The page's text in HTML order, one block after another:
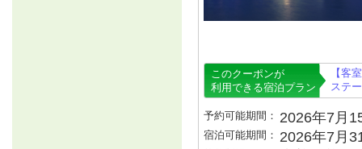
このクーポンが
利用できる宿泊プラン
【客
ステ
予約可能期間： 2026年7月
宿泊可能期間： 2026年7月